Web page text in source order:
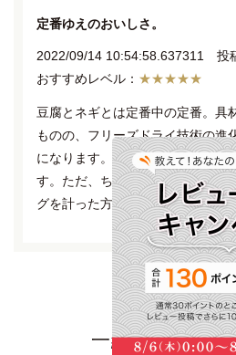
定番ゆえのおいしさ。
2022/09/14 10:54:58.637311 投
★★★★★
豆腐とネギとは定番中の定番。具
ものの、フリーズドライ技術の進
になります。何かと言うときにや
す。ただ、ちょっと具材が水分を
グを計った方がいいと思います。
一緒に見られ